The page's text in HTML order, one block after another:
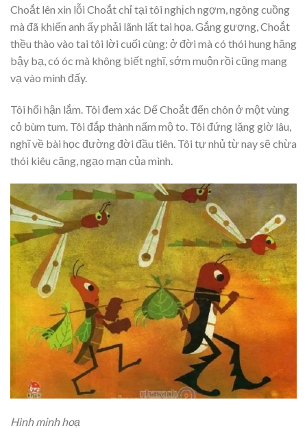
Choắt lên xin lỗi Choắt chỉ tại tôi nghịch ngợm, ngông cuồng
mà đã khiến anh ấy phải lãnh lất tai họa. Gắng gượng, Choắt
thều thào vào tai tôi lời cuối cùng: ở đời mà có thói hung hăng
bậy bạ, có óc mà không biết nghĩ, sớm muộn rồi cũng mang
vạ vào mình đấy.
Tôi hối hận lắm. Tôi đem xác Dế Choắt đến chôn ở một vùng
cỏ bùm tum. Tôi đắp thành nấm mộ to. Tôi đứng lặng giờ lâu,
nghĩ về bài học đường đời đầu tiên. Tôi tự nhủ từ nay sẽ chừa
thói kiêu căng, ngạo mạn của mình.
Hình minh hoạ